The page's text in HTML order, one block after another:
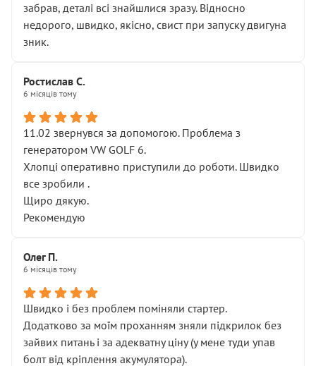
забрав, деталі всі знайшлися зразу. Відносно
недорого, швидко, якісно, свист при запуску двигуна
зник.
Ростислав С.
6 місяців тому
11.02 звернувся за допомогою. Проблема з
генератором VW GOLF 6.
Хлопці оперативно приступили до роботи. Швидко
все зробили .
Щиро дякую.
Рекомендую
Олег П.
6 місяців тому
Швидко і без проблем поміняли стартер.
Додатково за моїм проханням зняли підкрилок без
зайвих питань і за адекватну ціну (у мене туди упав
болт від кріплення акумулятора).